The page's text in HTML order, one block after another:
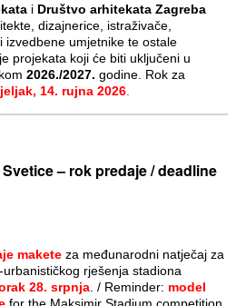
i Društvo arhitekata Zagreba
dizajnerice, istraživače,
umjetnike te ostale
projekata koji će biti uključeni u
2026./2027. godine. Rok za
14. rujna 2026.
– rok predaje / deadline
maketeza međunarodni natječaj za
rješenja stadiona
28. srpnja. / Reminder: model